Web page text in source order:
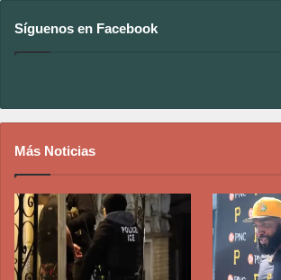
Síguenos en Facebook
Más Noticias